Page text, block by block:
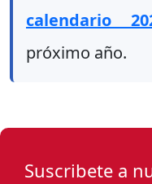
calendario
próximo año.
Suscribete a